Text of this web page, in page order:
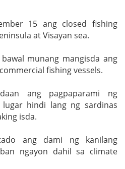
15 ang closed fishing
at Visayan sea.
munang mangisda ang
fishing vessels.
ang pagpaparami ng
hindi lang ng sardinas
isda.
ang dami ng kanilang
ngayon dahil sa climate